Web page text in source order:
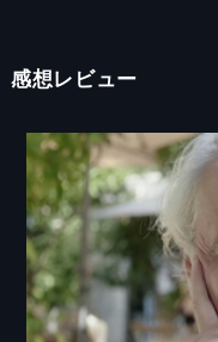
感想レビュー